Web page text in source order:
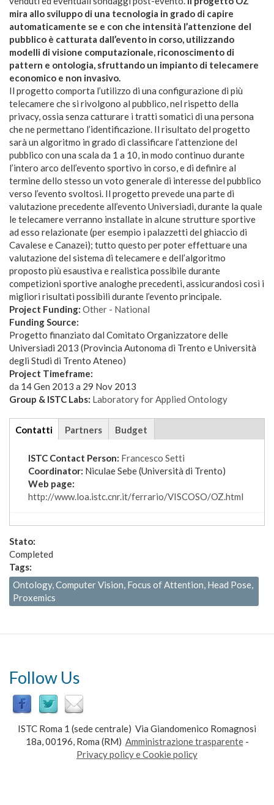
mira allo sviluppo di una tecnologia in grado di capire
automaticamente se e con che intensità l’attenzione del
pubblico è catturata dall’evento in corso, utilizzando
modelli di visione computazionale, riconoscimento di
pattern e ontologia, sfruttando un impianto di telecamere
economico e non invasivo.
Il progetto comporta l’utilizzo di una configurazione di più
telecamere che si rivolgono al pubblico, nel rispetto della
privacy, ossia senza catturare i tratti somatici di una persona
che ne permettano l’identificazione. Il risultato del progetto
sarà un algoritmo in grado di classificare l’attenzione del
pubblico con una scala da 1 a 10, in modo continuo durante
l’intero arco dell’evento sportivo in corso, e di definire al
termine dello stesso un voto generale di interesse del pubblico
verso l’evento svoltosi. Il progetto prevede una parte di
valutazione precedente all’evento Universiadi, durante la quale
le telecamere verranno installate in alcune strutture sportive
ad esso relazionate (per esempio i palazzetti del ghiaccio di
Cavalese e Canazei); tutto questo per poter effettuare una
valutazione del sistema di telecamere e dell’algoritmo
proposto più esaustiva e realistica possibile durante
competizioni sportive analoghe precedenti, assicurandosi così i
migliori risultati possibili durante l’evento principale.
Project Funding: Other - National
Funding Source:
Progetto finanziato dal Comitato Organizzatore delle
Universiadi 2013 (Provincia Autonoma di Trento e Università
degli Studi di Trento Ateneo)
Project Timeframe:
da 14 Gen 2013 a 29 Nov 2013
Group & ISTC Labs: Laboratory for Applied Ontology
tabs
Contatti (scheda
attiva)
Partners Budget
ISTC Contact Person: Francesco Setti
Coordinator: Niculae Sebe (Università di Trento)
Web page:
http://www.loa.istc.cnr.it/ferrario/VISCOSO/OZ.html
Stato:
Completed
Tags:
Ontology, Computer Vision, Focus of Attention, Head Pose,
Proxemics
Follow Us
ISTC Roma 1 (sede centrale) Via Giandomenico Romagnosi
18a, 00196, Roma (RM) Amministrazione trasparente-
Privacy policy e Cookie policy